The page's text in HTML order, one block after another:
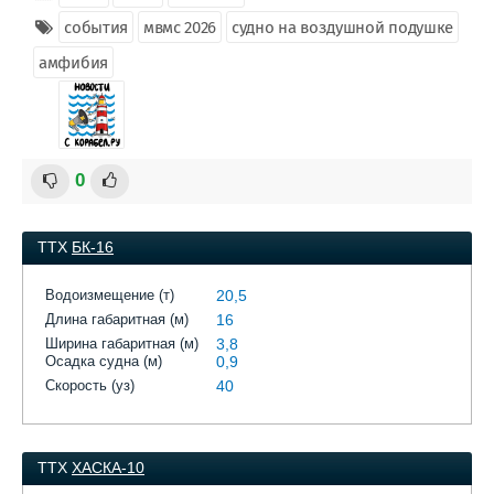
события
мвмс 2026
судно на воздушной подушке
амфибия
0
ТТХ БК-16
Водоизмещение (т) 20,5
Длина габаритная (м) 16
Ширина габаритная (м) 3,8
Осадка судна (м) 0,9
Скорость (уз) 40
ТТХ ХАСКА-10